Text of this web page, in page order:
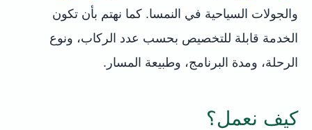
والجولات السياحية في النمسا. كما نهتم بأن تكون
الخدمة قابلة للتخصيص بحسب عدد الركاب، ونوع
الرحلة، ومدة البرنامج، وطبيعة المسار.
كيف نعمل؟